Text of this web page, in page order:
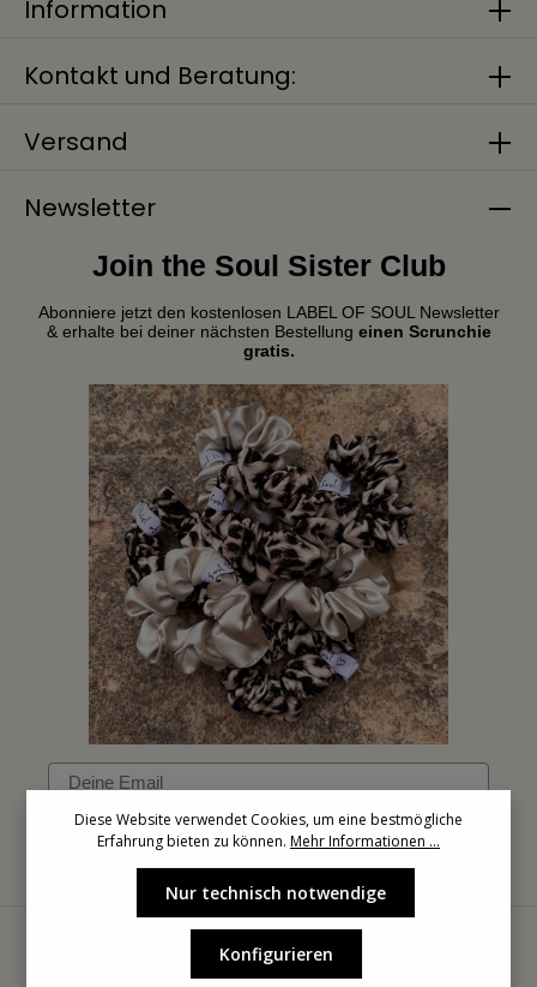
Kontakt und Beratung:
Versand
Newsletter
Join the Soul Sister Club
Abonniere jetzt den kostenlosen LABEL OF SOUL Newsletter
& erhalte bei deiner nächsten Bestellung einen Scrunchie
gratis.
Email
Information
Diese Website verwendet Cookies, um eine bestmögliche
Erfahrung bieten zu können. Mehr Informationen ...
Nur technisch notwendige
Konfigurieren